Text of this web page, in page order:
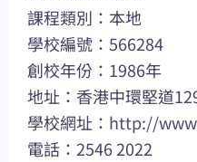
課程類別：本地
學校編號：566284
創校年份：1986年
地址：香港中環堅道
學校網址： http://
電話：2546 2022